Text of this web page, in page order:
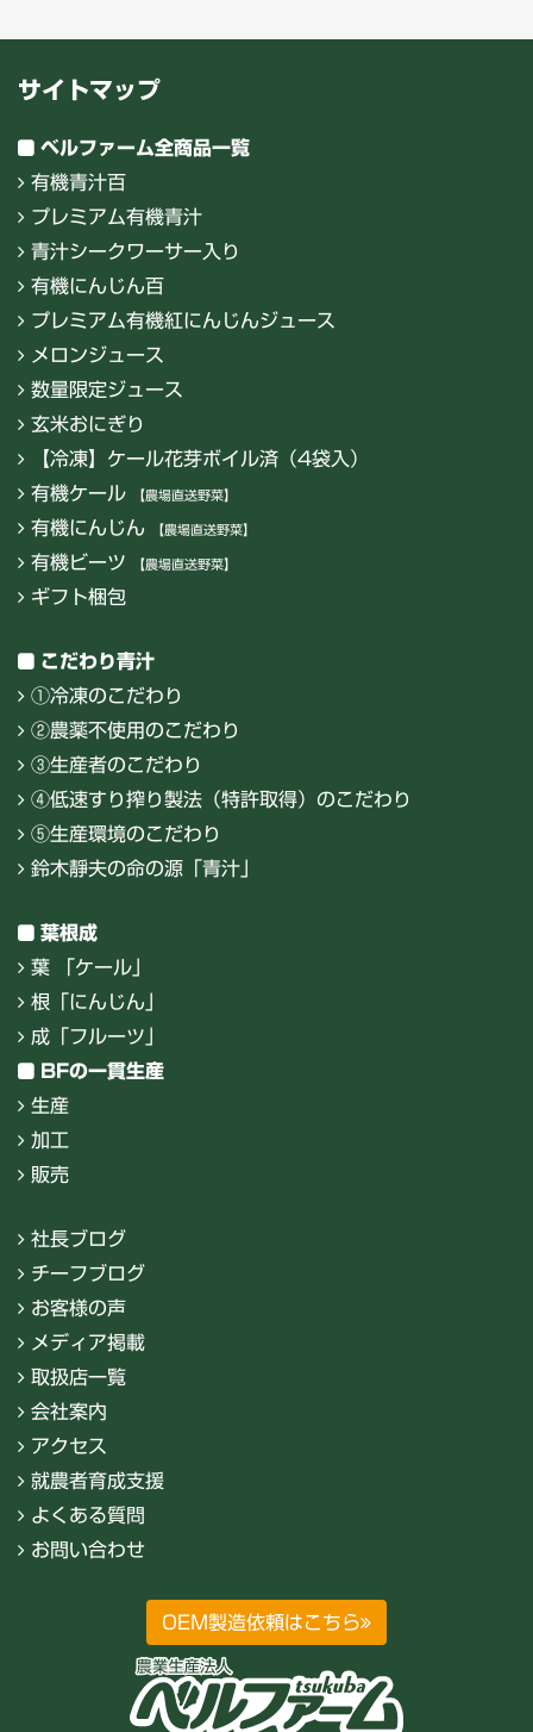
サイトマップ
ベルファーム全商品一覧
有機青汁百
プレミアム有機青汁
青汁シークワーサー入り
有機にんじん百
プレミアム有機紅にんじんジュース
メロンジュース
数量限定ジュース
玄米おにぎり
【冷凍】ケール花芽ボイル済（4袋入）
有機ケール
【農場直送野菜】
有機にんじん 【農場直送野菜】
有機ビーツ 【農場直送野菜】
ギフト梱包
こだわり青汁
①冷凍のこだわり
②農薬不使用のこだわり
③生産者のこだわり
④低速すり搾り製法（特許取得）のこだわり
⑤生産環境のこだわり
鈴木靜夫の命の源「青汁」
葉根成
葉 「ケール」
根「にんじん」
成「フルーツ」
BFの一貫生産
生産
加工
販売
社長ブログ
チーフブログ
お客様の声
メディア掲載
取扱店一覧
会社案内
アクセス
就農者育成支援
よくある質問
お問い合わせ
OEM製造依頼はこちら